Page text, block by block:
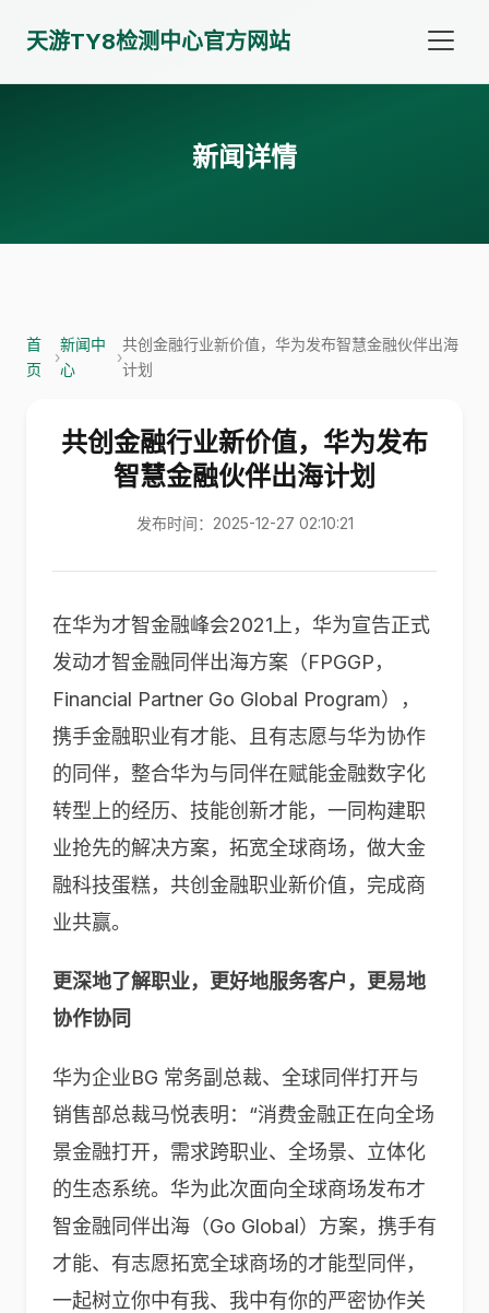
天游TY8检测中心官方网站
新闻详情
首
页
›
新闻中
心
›
共创金融行业新价值，华为发布智慧金融伙伴出海
计划
共创金融行业新价值，华为发布
智慧金融伙伴出海计划
发布时间：2025-12-27 02:10:21
在华为才智金融峰会2021上，华为宣告正式
发动才智金融同伴出海方案（FPGGP，
Financial Partner Go Global Program），
携手金融职业有才能、且有志愿与华为协作
的同伴，整合华为与同伴在赋能金融数字化
转型上的经历、技能创新才能，一同构建职
业抢先的解决方案，拓宽全球商场，做大金
融科技蛋糕，共创金融职业新价值，完成商
业共赢。
更深地了解职业，更好地服务客户，更易地
协作协同
华为企业BG 常务副总裁、全球同伴打开与
销售部总裁马悦表明：“消费金融正在向全场
景金融打开，需求跨职业、全场景、立体化
的生态系统。华为此次面向全球商场发布才
智金融同伴出海（Go Global）方案，携手有
才能、有志愿拓宽全球商场的才能型同伴，
一起树立你中有我、我中有你的严密协作关